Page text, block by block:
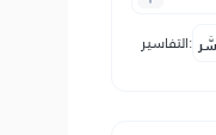
التفاسير: